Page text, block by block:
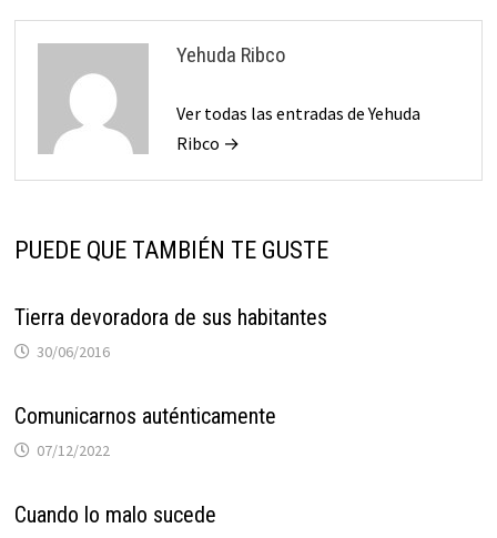
Yehuda Ribco
Ver todas las entradas de Yehuda
Ribco →
PUEDE QUE TAMBIÉN TE GUSTE
Tierra devoradora de sus habitantes
30/06/2016
Comunicarnos auténticamente
07/12/2022
Cuando lo malo sucede